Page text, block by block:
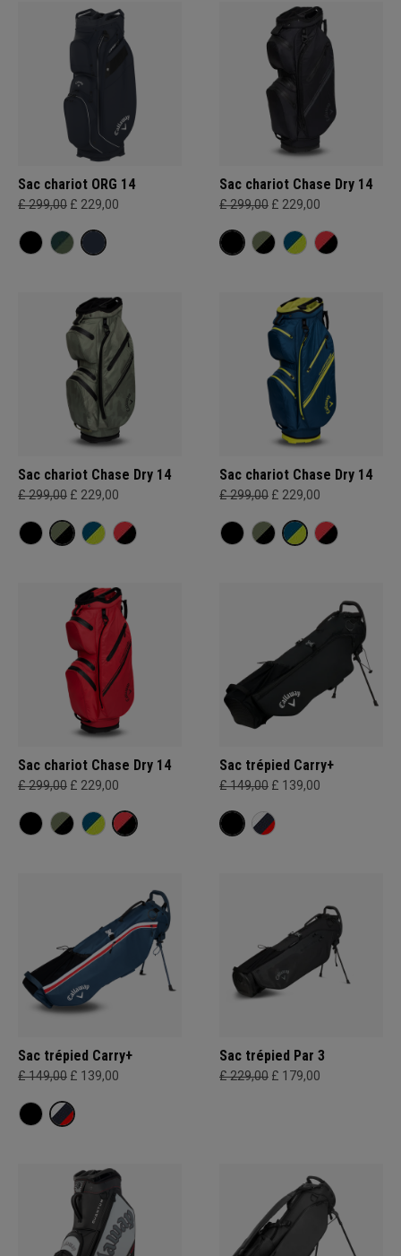
Sac chariot ORG 14
£ 299,00 £ 229,00
Sac chariot Chase Dry 14
£ 299,00 £ 229,00
Sac chariot Chase Dry 14
£ 299,00 £ 229,00
Sac chariot Chase Dry 14
£ 299,00 £ 229,00
Sac chariot Chase Dry 14
£ 299,00 £ 229,00
Sac trépied Carry+
£ 149,00 £ 139,00
Sac trépied Carry+
£ 149,00 £ 139,00
Sac trépied Par 3
£ 229,00 £ 179,00